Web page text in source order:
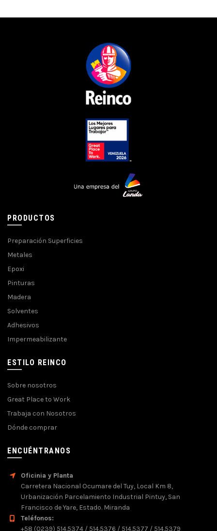
PRODUCTOS
Preparación Superficies
Metales
Epoxi
Pinturas
Madera
Solventes
Adhesivos
Impermeabilizante
ESTILO REINCO
Sobre nosotros
Great Place to Work
Trabaja con Nosotros
Dónde comprar
ENCUÉNTRANOS
Oficinia y Planta
Carretera Nacional Ocumare del Tuy, Local Km 8,
Urbanización Parcelamiento Industrial Pintuy, San
Francisco de Yare, Estado. Miranda
Teléfonos:
+58 (0239) 514.5374 / 514.5376 / 514.5377 / 514.5379